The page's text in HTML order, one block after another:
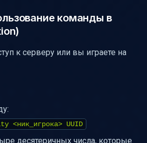
команды в
к серверу или вы играете на
UUID
десятеричных числа, которые